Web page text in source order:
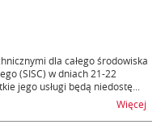
dla całego środowiska
(SISC) w dniach 21-22
jego usługi będą niedostę...
Więcej